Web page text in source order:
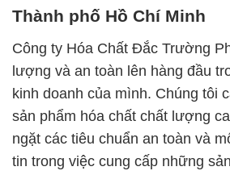
Thành phố Hồ Chí Minh
Công ty Hóa Chất Đắc Trường
lượng và an toàn lên hàng đầu
kinh doanh của mình. Chúng tôi
sản phẩm hóa chất chất lượng
ngặt các tiêu chuẩn an toàn và
tin trong việc cung cấp những